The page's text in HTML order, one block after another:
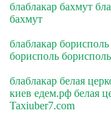
блаблакар бахмут
бахмут
блаблакар
борисполь борисполь
блаблакар белая
киев едем.рф белая
Taxiuber7.com